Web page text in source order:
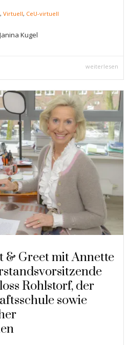
, Virtuell, CeU-virtuell
Kugel
weiterlesen
& Greet mit Annette
Rohlstorf, der
sowie